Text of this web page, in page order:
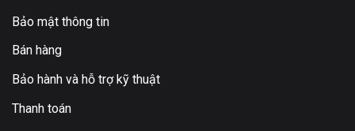
Bảo mật thông tin
Bán hàng
Bảo hành và hỗ trợ kỹ thuật
Thanh toán